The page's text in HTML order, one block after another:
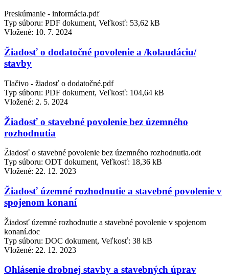
Preskúmanie - informácia.pdf
Typ súboru: PDF dokument, Veľkosť: 53,62 kB
Vložené: 10. 7. 2024
Žiadosť o dodatočné povolenie a /kolaudáciu/
stavby
Tlačivo - žiadosť o dodatočné.pdf
Typ súboru: PDF dokument, Veľkosť: 104,64 kB
Vložené: 2. 5. 2024
Žiadosť o stavebné povolenie bez územného
rozhodnutia
Žiadosť o stavebné povolenie bez územného rozhodnutia.odt
Typ súboru: ODT dokument, Veľkosť: 18,36 kB
Vložené: 22. 12. 2023
Žiadosť územné rozhodnutie a stavebné povolenie v
spojenom konaní
Žiadosť územné rozhodnutie a stavebné povolenie v spojenom
konaní.doc
Typ súboru: DOC dokument, Veľkosť: 38 kB
Vložené: 22. 12. 2023
Ohlásenie drobnej stavby a stavebných úprav